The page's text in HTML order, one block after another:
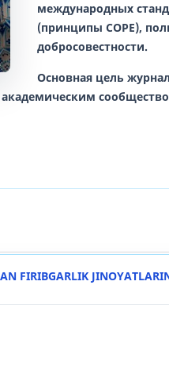
международных
(принципы COPE),
добросовестности.
Основная цель
FIRIBGARLIK